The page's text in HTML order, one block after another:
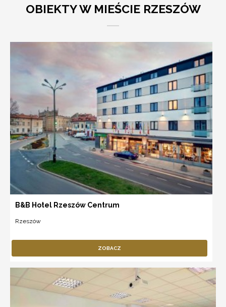
OBIEKTY W MIEŚCIE RZESZÓW
B&B Hotel Rzeszów Centrum
Rzeszów
ZOBACZ